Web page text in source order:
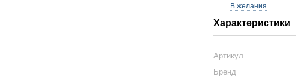
В желания
Характеристики
Артикул
Бренд